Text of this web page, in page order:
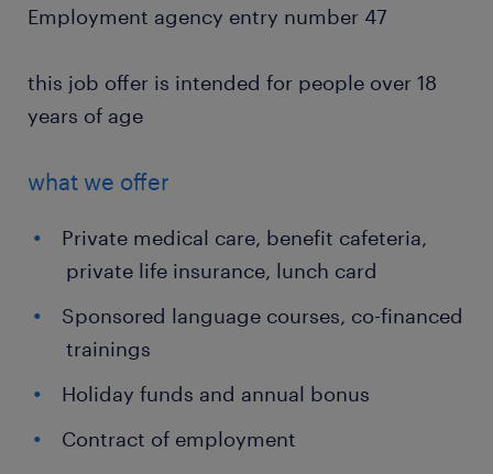
Employment agency entry number 47
this job offer is intended for people over 18
years of age
what we offer
Private medical care, benefit cafeteria,
private life insurance, lunch card
Sponsored language courses, co-financed
trainings
Holiday funds and annual bonus
Contract of employment